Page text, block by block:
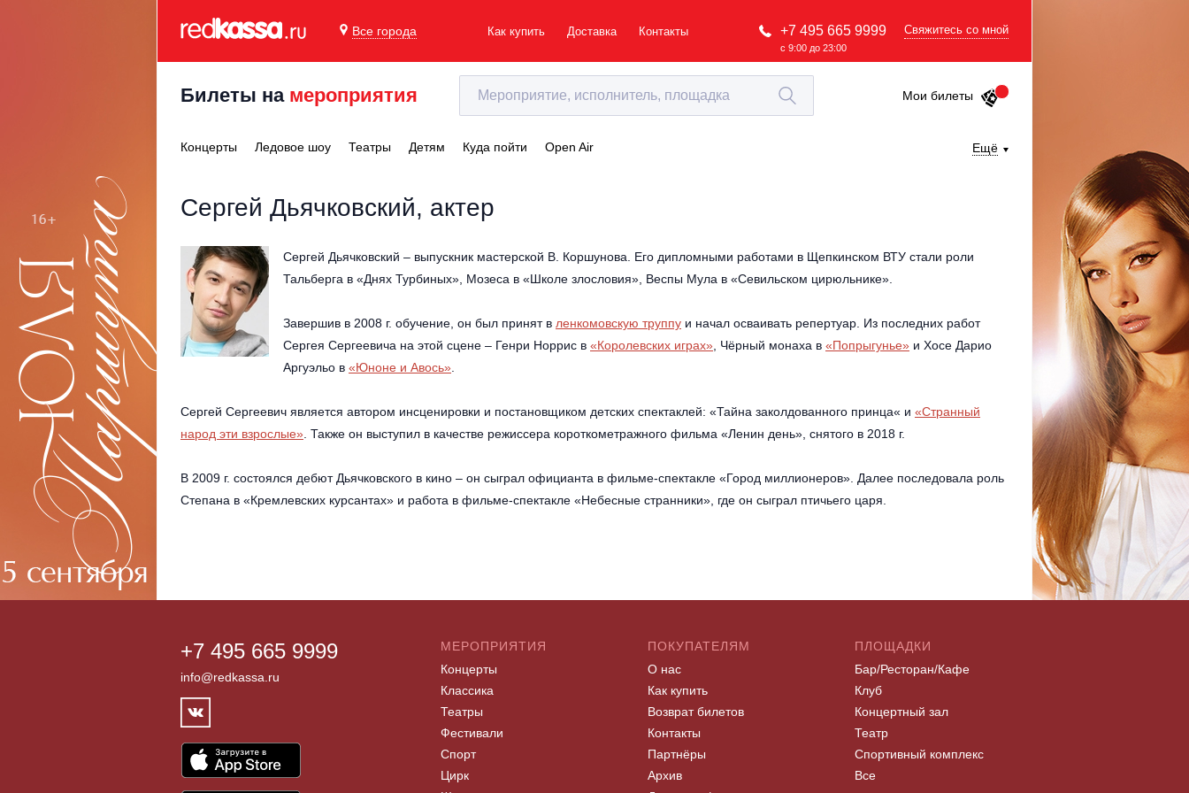
Все города Как купить Доставка Контакты +7 495 665 9999
с 9:00 до 23:00
Свяжитесь со мной
Билеты на мероприятия Мои билеты
Концерты Ледовое шоу Театры Детям Куда пойти Open Air Ещё
Сергей Дьячковский, актер
Сергей Дьячковский – выпускник мастерской В. Коршунова. Его дипломными работами в Щепкинском ВТУ стали роли
Тальберга в «Днях Турбиных», Мозеса в «Школе злословия», Веспы Мула в «Севильском цирюльнике».
Завершив в 2008 г. обучение, он был принят в ленкомовскую труппу и начал осваивать репертуар. Из последних работ
Сергея Сергеевича на этой сцене – Генри Норрис в «Королевских играх» , Чёрный монаха в «Попрыгунье» и Хосе Дарио
Аргуэльо в «Юноне и Авось»
Сергей Сергеевич является автором инсценировки и постановщиком детских спектаклей: «Тайна заколдованного принца« и «Странный
народ эти взрослые» . Также он выступил в качестве режиссера короткометражного фильма «Ленин день», снятого в 2018 г.
В 2009 г. состоялся дебют Дьячковского в кино – он сыграл официанта в фильме-спектакле «Город миллионеров». Далее последовала роль
Степана в «Кремлевских курсантах» и работа в фильме-спектакле «Небесные странники», где он сыграл птичьего царя.
+7 495 665 9999
info@redkassa.ru
МЕРОПРИЯТИЯ
Концерты
Классика
Театры
Фестивали
Спорт
Цирк
ПОКУПАТЕЛЯМ
О нас
Как купить
Возврат билетов
Контакты
Партнёры
Архив
ПЛОЩАДКИ
Бар/Ресторан/Кафе
Клуб
Концертный зал
Театр
Спортивный комплекс
Все